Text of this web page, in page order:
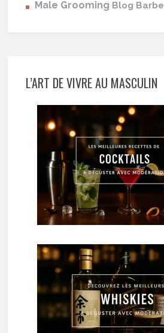
Male Grooming Blog Barbe
L’ART DE VIVRE AU MASCULIN